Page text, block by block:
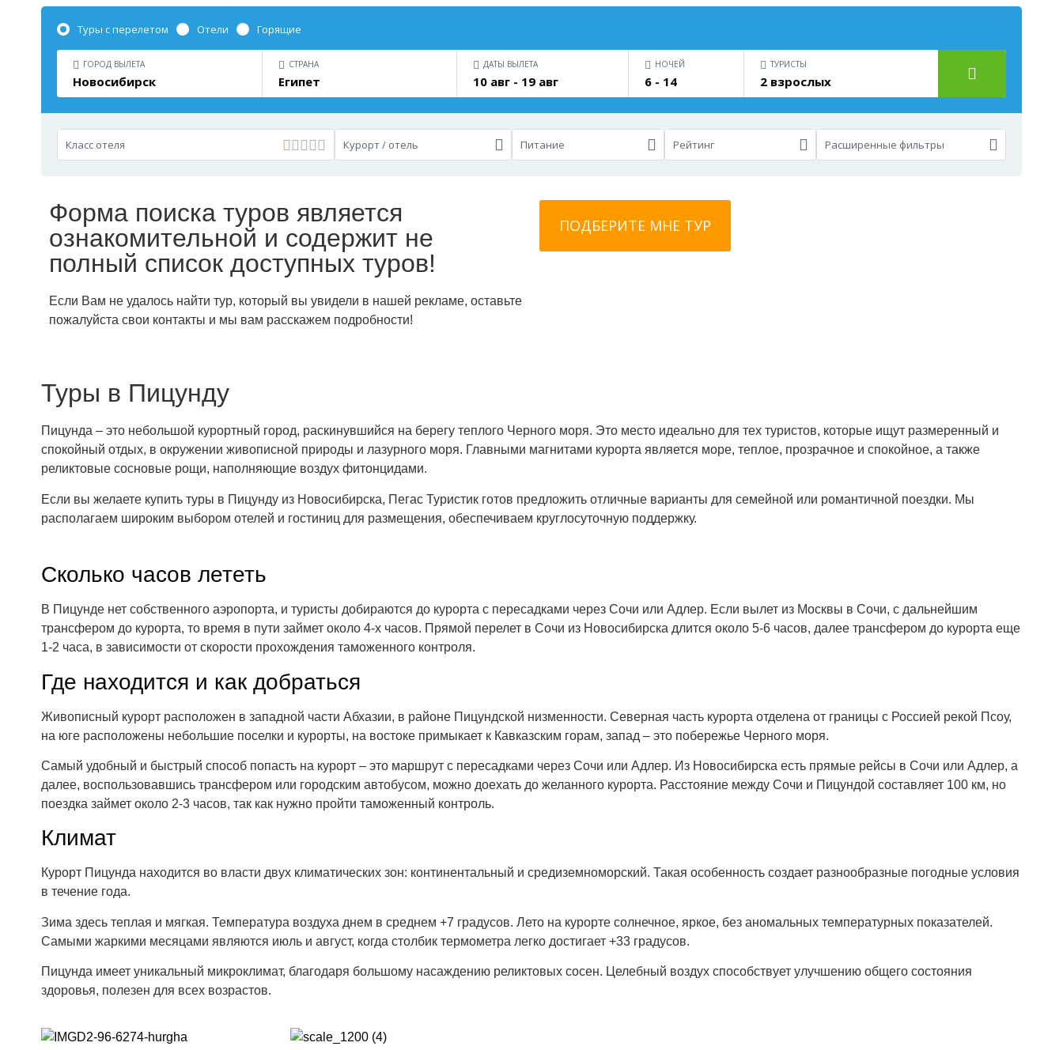
Туры с перелетом Отели Горящие
ГОРОД ВЫЛЕТА
Новосибирск
СТРАНА
Египет
ДАТЫ ВЫЛЕТА
10 авг - 19 авг
НОЧЕЙ
6 - 14
ТУРИСТЫ
2 взрослых
Класс отеля Курорт / отель Питание Рейтинг Расширенные фильтры
Форма поиска туров является
ознакомительной и содержит не
полный список доступных туров!
Если Вам не удалось найти тур, который вы увидели в нашей рекламе, оставьте
пожалуйста свои контакты и мы вам расскажем подробности!
Туры в Пицунду
Пицунда – это небольшой курортный город, раскинувшийся на берегу теплого Черного моря. Это место идеально для тех туристов, которые ищут размеренный и
спокойный отдых, в окружении живописной природы и лазурного моря. Главными магнитами курорта является море, теплое, прозрачное и спокойное, а также
реликтовые сосновые рощи, наполняющие воздух фитонцидами.
Если вы желаете купить туры в Пицунду из Новосибирска, Пегас Туристик готов предложить отличные варианты для семейной или романтичной поездки. Мы
располагаем широким выбором отелей и гостиниц для размещения, обеспечиваем круглосуточную поддержку.
Сколько часов лететь
В Пицунде нет собственного аэропорта, и туристы добираются до курорта с пересадками через Сочи или Адлер. Если вылет из Москвы в Сочи, с дальнейшим
трансфером до курорта, то время в пути займет около 4-х часов. Прямой перелет в Сочи из Новосибирска длится около 5-6 часов, далее трансфером до курорта еще
1-2 часа, в зависимости от скорости прохождения таможенного контроля.
Где находится и как добраться
Живописный курорт расположен в западной части Абхазии, в районе Пицундской низменности. Северная часть курорта отделена от границы с Россией рекой Псоу,
на юге расположены небольшие поселки и курорты, на востоке примыкает к Кавказским горам, запад – это побережье Черного моря.
Самый удобный и быстрый способ попасть на курорт – это маршрут с пересадками через Сочи или Адлер. Из Новосибирска есть прямые рейсы в Сочи или Адлер, а
далее, воспользовавшись трансфером или городским автобусом, можно доехать до желанного курорта. Расстояние между Сочи и Пицундой составляет 100 км, но
поездка займет около 2-3 часов, так как нужно пройти таможенный контроль.
Климат
Курорт Пицунда находится во власти двух климатических зон: континентальный и средиземноморский. Такая особенность создает разнообразные погодные условия
в течение года.
Зима здесь теплая и мягкая. Температура воздуха днем в среднем +7 градусов. Лето на курорте солнечное, яркое, без аномальных температурных показателей.
Самыми жаркими месяцами являются июль и август, когда столбик термометра легко достигает +33 градусов.
Пицунда имеет уникальный микроклимат, благодаря большому насаждению реликтовых сосен. Целебный воздух способствует улучшению общего состояния
здоровья, полезен для всех возрастов.